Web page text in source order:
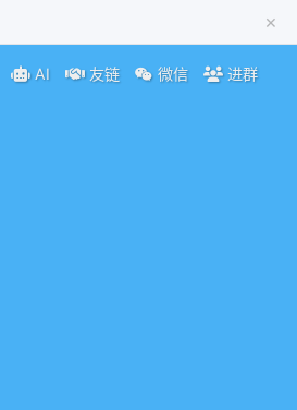
×
AI 友链 微信 进群